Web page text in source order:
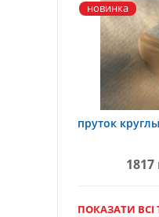
новинка
пруток
1817
ПОКАЗАТИ ВСІ